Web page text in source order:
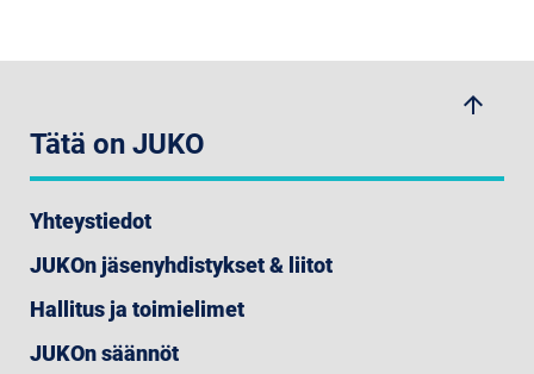
arrow_upwards
Tätä on JUKO
Yhteystiedot
JUKOn jäsenyhdistykset & liitot
Hallitus ja toimielimet
JUKOn säännöt